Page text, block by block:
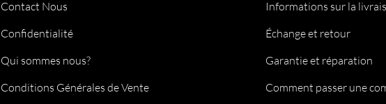
Contact Nous
Confidentialité
Qui sommes nous?
Conditions Générales de Vente
Informations sur la
Échange et retour
Garantie et réparation
Comment passer une